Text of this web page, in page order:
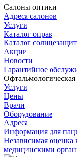
Салоны оптики
Адреса салонов
Услуги
Каталог оправ
Каталог
Акции
Новости
Гарантийное
Услуги
Цены
Врачи
Оборудование
Адреса
Информация для
Независимая оценка
медицинскими